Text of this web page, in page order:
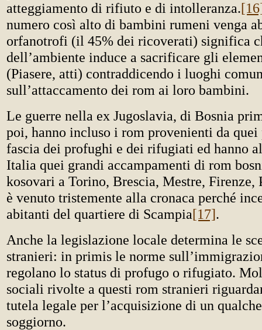
atteggiamento di rifiuto e di intolleranza.
numero così alto di bambini rumeni venga
orfanotrofi (il 45% dei ricoverati) significa
dell’ambiente induce a sacrificare gli
(Piasere, atti) contraddicendo i luoghi
sull’attaccamento dei rom ai loro bambini.
Le guerre nella ex Jugoslavia, di Bosnia
poi, hanno incluso i rom provenienti da quei
fascia dei profughi e dei rifugiati ed hanno
Italia quei grandi accampamenti di rom
kosovari a Torino, Brescia, Mestre, Firenze,
è venuto tristemente alla cronaca perché
abitanti del quartiere di Scampia[17].
Anche la legislazione locale determina le
stranieri: in primis le norme
regolano lo status di profugo o rifugiato.
sociali rivolte a questi rom stranieri
tutela legale per l’acquisizione di un
soggiorno.